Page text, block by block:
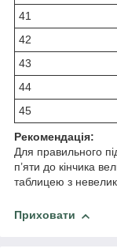
41
42
43
44
45
Рекомендація:
Для правильного
п’яти до кінчика
таблицею з
Приховати